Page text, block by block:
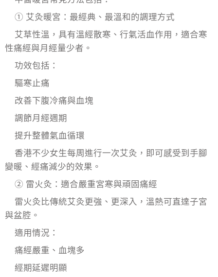
① 艾灸暖宮：最經典、最溫和的調理方式
艾草性溫，具有溫經散寒、行氣活血作用，適合寒
性痛經與月經量少者。
功效包括：
驅寒止痛
改善下腹冷痛與血塊
調節月經週期
提升整體氣血循環
香港不少女生每周進行一次艾灸，即可感受到手腳
變暖、經痛減少的效果。
② 雷火灸：適合嚴重宮寒與頑固痛經
雷火灸比傳統艾灸更強、更深入，溫熱可直達子宮
與盆腔。
適用情況：
痛經嚴重、血塊多
經期延遲明顯